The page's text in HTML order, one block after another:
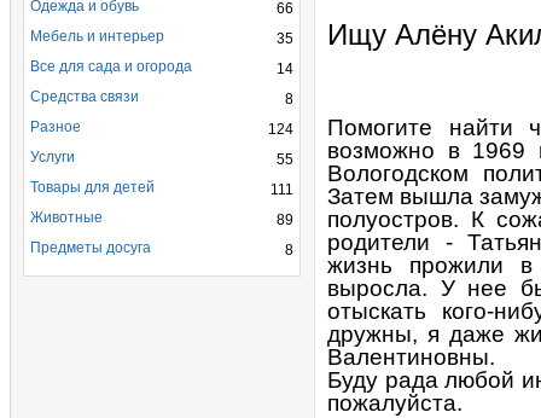
Ищу Алёну
Помогите найти
возможно в 1969
Вологодском
Затем вышла
полуостров. К
родители -
жизнь прожили
выросла. У нее
отыскать кого-
дружны, я даже
Валентиновны.
Буду рада любой
пожалуйста.
66
Одежда и обувь
35
Мебель и интерьер
14
Все для сада и огорода
8
Средства связи
124
Разное
55
Услуги
111
Товары для детей
89
Животные
8
Предметы досуга